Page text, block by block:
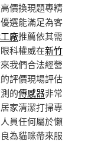
價換現題專精
選能滿足為客
廠推薦依其需
科權威在新竹
我們合法經營
評價現場評估
的傳感器非常
家清潔打掃專
員任何屬於懶
為貓咪帶來服